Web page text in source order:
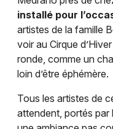
installé pour
artistes de la famille
voir au Cirque
ronde, comme un
loin d’être éphémère.
Tous les artistes de
attendent, portés par